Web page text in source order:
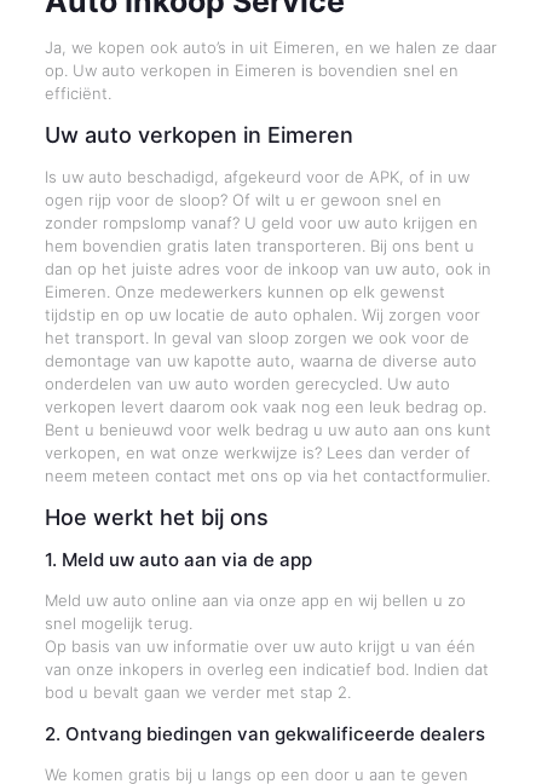
Ja, we kopen ook auto’s in uit Eimeren, en we halen ze daar
op. Uw auto verkopen in Eimeren is bovendien snel en
efficiënt.
Uw auto verkopen in Eimeren
Is uw auto beschadigd, afgekeurd voor de APK, of in uw
ogen rijp voor de sloop? Of wilt u er gewoon snel en
zonder rompslomp vanaf? U geld voor uw auto krijgen en
hem bovendien gratis laten transporteren. Bij ons bent u
dan op het juiste adres voor de inkoop van uw auto, ook in
Eimeren. Onze medewerkers kunnen op elk gewenst
tijdstip en op uw locatie de auto ophalen. Wij zorgen voor
het transport. In geval van sloop zorgen we ook voor de
demontage van uw kapotte auto, waarna de diverse auto
onderdelen van uw auto worden gerecycled. Uw auto
verkopen levert daarom ook vaak nog een leuk bedrag op.
Bent u benieuwd voor welk bedrag u uw auto aan ons kunt
verkopen, en wat onze werkwijze is? Lees dan verder of
neem meteen contact met ons op via het contactformulier.
Hoe werkt het bij ons
1. Meld uw auto aan via de app
Meld uw auto online aan via onze app en wij bellen u zo
snel mogelijk terug.
Op basis van uw informatie over uw auto krijgt u van één
van onze inkopers in overleg een indicatief bod. Indien dat
bod u bevalt gaan we verder met stap 2.
2. Ontvang biedingen van gekwalificeerde dealers
We komen gratis bij u langs op een door u aan te geven